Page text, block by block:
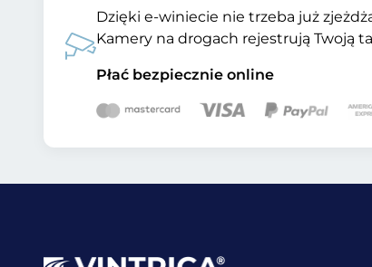
Dzięki e-winiecie nie trzeba już
Kamery na drogach rejestrują Twoją
Płać bezpiecznie online